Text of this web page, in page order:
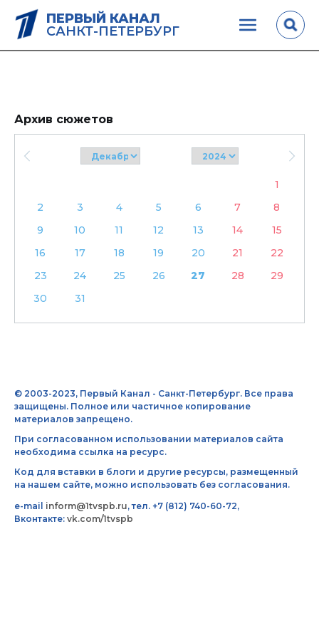
ПЕРВЫЙ КАНАЛ
САНКТ-ПЕТЕРБУРГ
Архив сюжетов
1
2
3 4 5 6 7
8
9
10 11 12 13 14
15
16
17 18 19 20 21
22
23
24 25 26 27 28
29
30
31
© 2003-2023, Первый Канал - Санкт-Петербург. Все права
защищены. Полное или частичное копирование
материалов запрещено.
При согласованном использовании материалов сайта
необходима ссылка на ресурс.
Код для вставки в блоги и другие ресурсы, размещенный
на нашем сайте, можно использовать без согласования.
e-mail inform@1tvspb.ru, тел. +7 (812) 740-60-72,
Вконтакте: vk.com/1tvspb